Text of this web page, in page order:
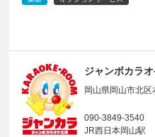
ジャンボカラ
岡山県岡山市北
090-3849-3540
JR西日本岡山駅